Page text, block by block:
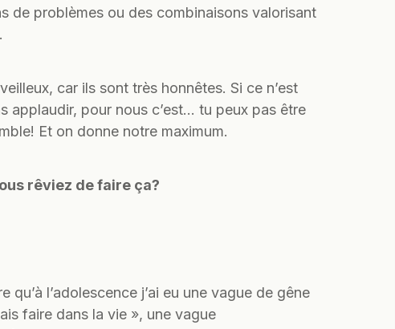
de problèmes ou des combinaisons valorisant
car ils sont très honnêtes. Si ce n’est
applaudir, pour nous c’est… tu peux pas être
Et on donne notre maximum.
rêviez de faire ça?
l’adolescence j’ai eu une vague de gêne
faire dans la vie », une vague